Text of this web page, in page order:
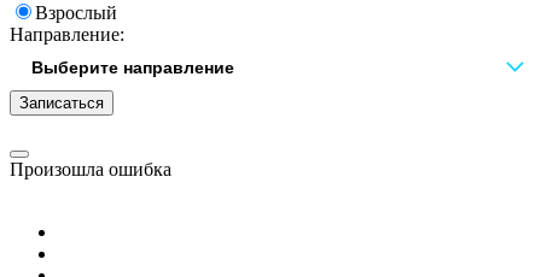
Взрослый
Направление:
Записаться
Произошла ошибка